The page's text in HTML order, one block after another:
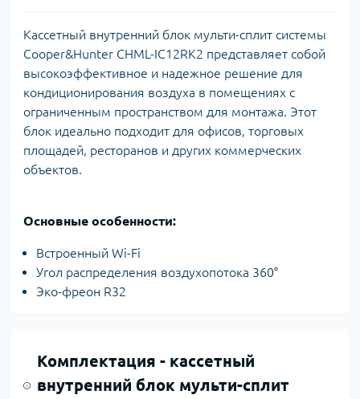
Кассетный внутренний блок мульти-сплит системы
Cooper&Hunter CHML-IC12RK2 представляет собой
высокоэффективное и надежное решение для
кондиционирования воздуха в помещениях с
ограниченным пространством для монтажа. Этот
блок идеально подходит для офисов, торговых
площадей, ресторанов и других коммерческих
объектов.
Основные особенности:
Встроенный Wi-Fi
Угол распределения воздухопотока 360°
Эко-фреон R32
Комплектация - кассетный
внутренний блок мульти-сплит